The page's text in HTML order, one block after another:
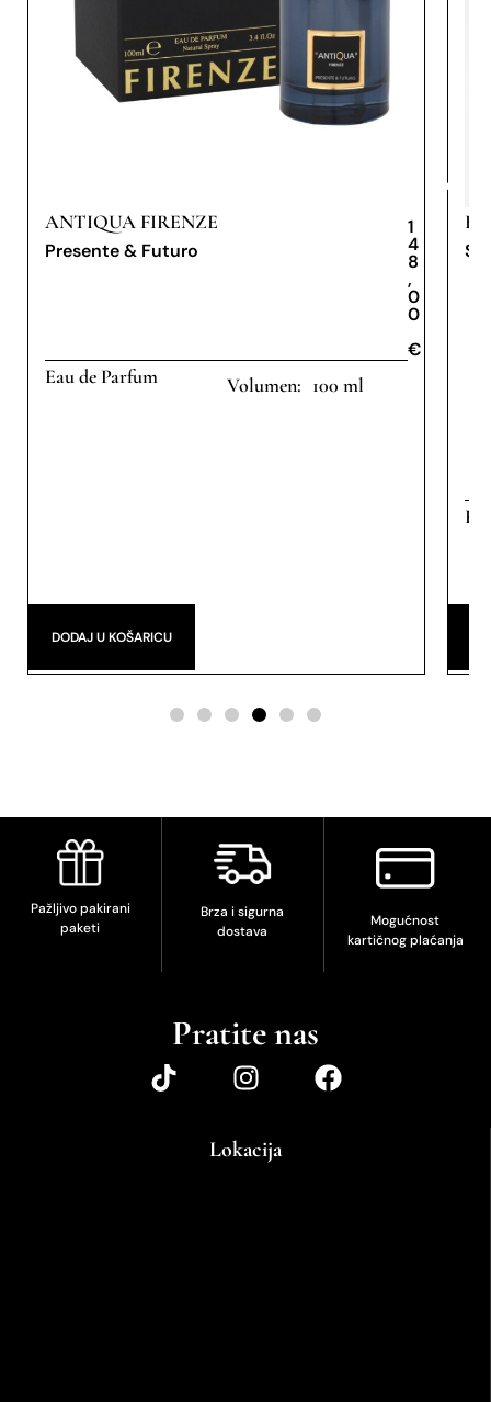
ANTIQUA FIRENZE
Presente & Futuro
1
4
8
,
0
0
€
Eau de Parfum 100 ml
DODAJ U KOŠARICU
Pažljivo pakirani
paketi
Brza i sigurna
dostava
Mogućnost
kartičnog plaćanja
Pratite nas
Lokacija